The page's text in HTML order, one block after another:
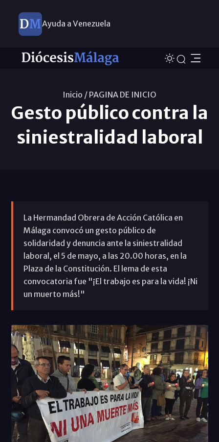
Ayuda a Venezuela
Inicio / PAGINA DE INICIO
Gesto público contra la
siniestralidad laboral
La Hermandad Obrera de Acción Católica en
Málaga convocó un gesto público de
solidaridad y denuncia ante la siniestralidad
laboral, el 5 de mayo, a las 20.00 horas, en la
Plaza de la Constitución. El lema de esta
convocatoria fue "¡El trabajo es para la vida! ¡Ni
un muerto más!"